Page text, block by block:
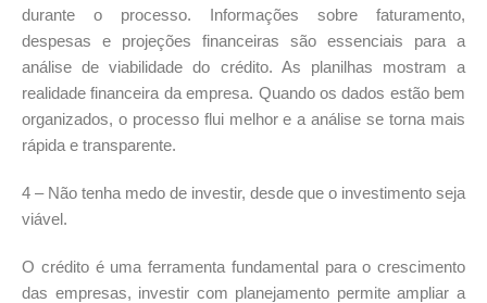
durante o processo. Informações sobre faturamento,
despesas e projeções financeiras são essenciais para a
análise de viabilidade do crédito. As planilhas mostram a
realidade financeira da empresa. Quando os dados estão bem
organizados, o processo flui melhor e a análise se torna mais
rápida e transparente.
4 – Não tenha medo de investir, desde que o investimento seja
viável.
O crédito é uma ferramenta fundamental para o crescimento
das empresas, investir com planejamento permite ampliar a